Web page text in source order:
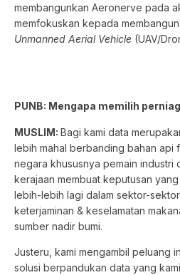
membangunkan Aeronerve pada
memfokuskan kepada
Unmanned Aerial Vehicle (UAV/
PUNB: Mengapa memilih
MUSLIM: Bagi kami data
lebih mahal berbanding bahan api
negara khususnya pemain industri
kerajaan membuat keputusan
lebih-lebih lagi dalam sektor-
keterjaminan & keselamatan
sumber nadir bumi.
Justeru, kami mengambil peluang
solusi berpandukan data yang